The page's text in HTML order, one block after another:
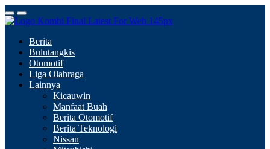
Berita
Bulutangkis
Otomotif
Liga Olahraga
Lainnya
Kicauwin
Manfaat Buah
Berita Otomotif
Berita Teknologi
Nissan